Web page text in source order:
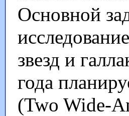
Основной
звезд и
года
(Two Wide-